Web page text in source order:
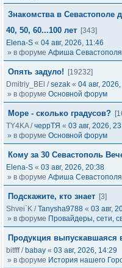
Знакомства в Севастополе
40, 50, 60...100 лет [343]
Elena-S « 04 авг, 2026, 11:46
» в форуме Афиша Севастополя
Опять задуло!
[19232]
Dmitriy_BEl /sezak « 04 авг,
» в форуме Основной форум
Море - сколько градусов?
TY4KA/черрТЯ « 03 авг, 2026,
» в форуме Основной форум
Кому за 30 Севастополь
Elena-S « 03 авг, 2026, 20:38
» в форуме Афиша Севастополя
Подскажите, кто знает [3]
Shvei`K /Tanysha9788 « 03 авг,
» в форуме Провайдеры, сети,
Продукция выпускавшаяся
bitfff/ babay « 03 авг, 2026, 14:29
» в форуме История нашего